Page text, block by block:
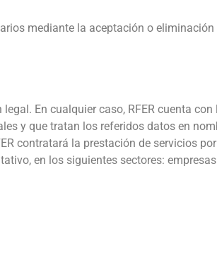
mediante la aceptación o eliminación
En cualquier caso, RFER cuenta
y que tratan los referidos datos en
contratará la prestación de servicios
en los siguientes sectores: